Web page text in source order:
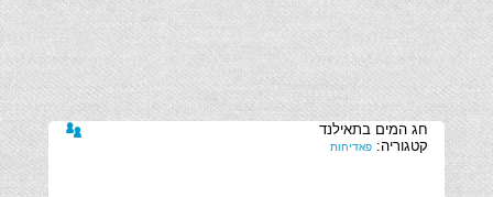
קטגוריה: פאדיחות